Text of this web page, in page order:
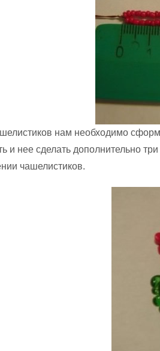
нам необходимо
и нее сделать дополнительно
чашелистиков.